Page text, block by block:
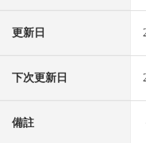
更新日
下次更新日
備註